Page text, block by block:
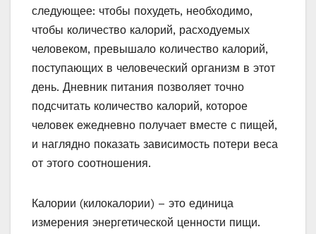
следующее: чтобы похудеть, необходимо,
чтобы количество калорий, расходуемых
человеком, превышало количество калорий,
поступающих в человеческий организм в этот
день. Дневник питания позволяет точно
подсчитать количество калорий, которое
человек ежедневно получает вместе с пищей,
и наглядно показать зависимость потери веса
от этого соотношения.
Калории (килокалории) – это единица
измерения энергетической ценности пищи.